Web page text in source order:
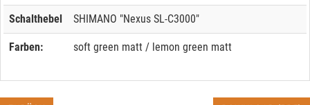
Schalthebel SHIMANO "Nexus SL-C3000"
Farben: soft green matt / lemon green matt